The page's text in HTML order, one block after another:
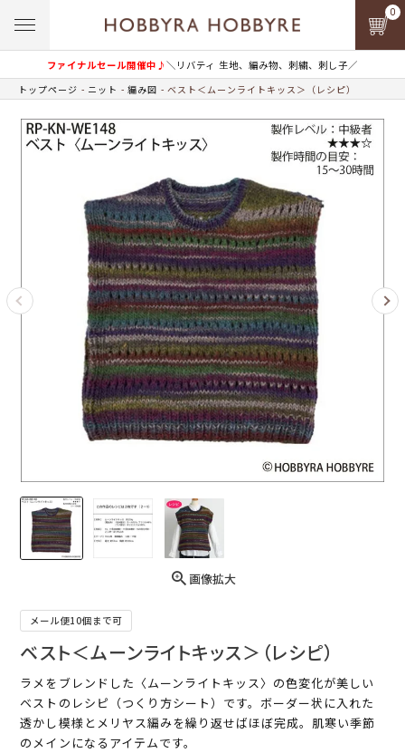
ファイナルセール開催中♪＼リバティ 生地、編み物、刺繍、刺し子／
0
トップページ ニット 編み図 ベスト＜ムーンライトキッス＞（レシピ）
画像拡大
メール便10個まで可
ベスト＜ムーンライトキッス＞（レシピ）
ラメをブレンドした〈ムーンライトキッス〉の色変化が美しい
ベストのレシピ（つくり方シート）です。ボーダー状に入れた
透かし模様とメリヤス編みを繰り返せばほぼ完成。肌寒い季節
のメインになるアイテムです。